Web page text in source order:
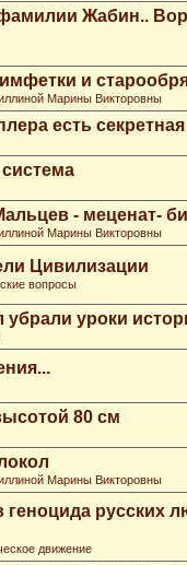
Жабин..
и
Марины Викторовны
есть
- меценат-
Марины Викторовны
Цивилизации
вопросы
убрали уроки
80 см
Марины Викторовны
геноцида русских
движение